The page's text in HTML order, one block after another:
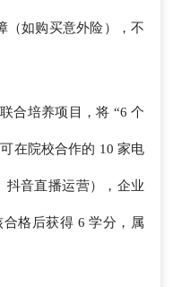
（如购买意外险），不
合培养项目，将 “6 个
在院校合作的 10 家电
抖音直播运营），企业
格后获得 6 学分，属